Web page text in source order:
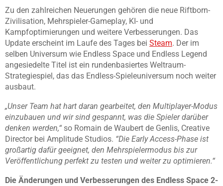
Zu den zahlreichen Neuerungen gehören die neue Riftborn-
Zivilisation, Mehrspieler-Gameplay, KI- und
Kampfoptimierungen und weitere Verbesserungen. Das
Update erscheint im Laufe des Tages bei Steam. Der im
selben Universum wie Endless Space und Endless Legend
angesiedelte Titel ist ein rundenbasiertes Weltraum-
Strategiespiel, das das Endless-Spieleuniversum noch weiter
ausbaut.
„Unser Team hat hart daran gearbeitet, den Multiplayer-Modus
einzubauen und wir sind gespannt, was die Spieler darüber
denken werden,“so Romain de Waubert de Genlis, Creative
Director bei Amplitude Studios. “Die Early Access-Phase ist
großartig dafür geeignet, den Mehrspielermodus bis zur
Veröffentlichung perfekt zu testen und weiter zu optimieren.“
Die Änderungen und Verbesserungen des Endless Space 2-